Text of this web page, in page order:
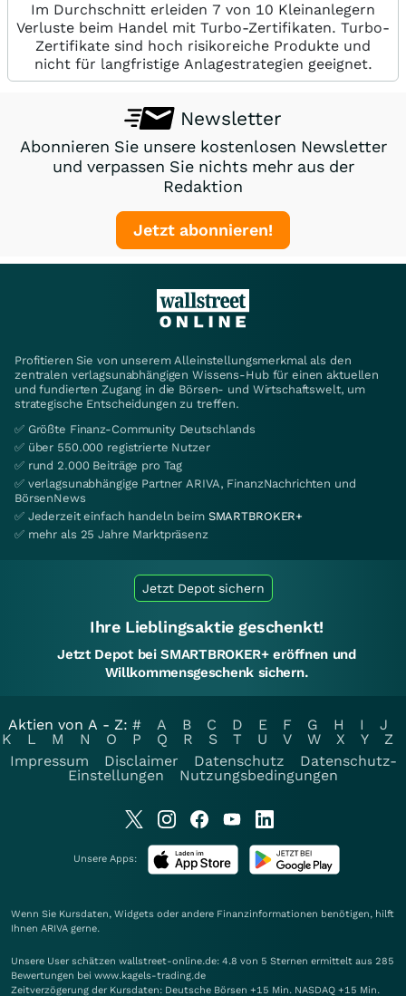
Im Durchschnitt erleiden 7 von 10 Kleinanlegern
Verluste beim Handel mit Turbo-Zertifikaten. Turbo-
Zertifikate sind hoch risikoreiche Produkte und
nicht für langfristige Anlagestrategien geeignet.
Newsletter
Abonnieren Sie unsere kostenlosen Newsletter
und verpassen Sie nichts mehr aus der
Redaktion
Jetzt abonnieren!
Profitieren Sie von unserem Alleinstellungsmerkmal als den
zentralen verlagsunabhängigen Wissens-Hub für einen aktuellen
und fundierten Zugang in die Börsen- und Wirtschaftswelt, um
strategische Entscheidungen zu treffen.
✅ Größte Finanz-Community Deutschlands
✅ über 550.000 registrierte Nutzer
✅ rund 2.000 Beiträge pro Tag
✅ verlagsunabhängige Partner ARIVA, FinanzNachrichten und
BörsenNews
✅ Jederzeit einfach handeln beim SMARTBROKER+
✅ mehr als 25 Jahre Marktpräsenz
Jetzt Depot sichern
Ihre Lieblingsaktie geschenkt!
Jetzt Depot bei SMARTBROKER+ eröffnen und
Willkommensgeschenk sichern.
Aktien von A - Z: # A B C D E F G H I
J
K
L M N O P Q R S T U V W X Y
Z
Impressum
Disclaimer Datenschutz
Datenschutz-
Einstellungen
Nutzungsbedingungen
Unsere Apps:
Wenn Sie Kursdaten, Widgets oder andere Finanzinformationen benötigen, hilft
Ihnen ARIVA gerne.
Unsere User schätzen wallstreet-online.de: 4.8 von 5 Sternen ermittelt aus 285
Bewertungen bei www.kagels-trading.de
Zeitverzögerung der Kursdaten: Deutsche Börsen +15 Min. NASDAQ +15 Min.